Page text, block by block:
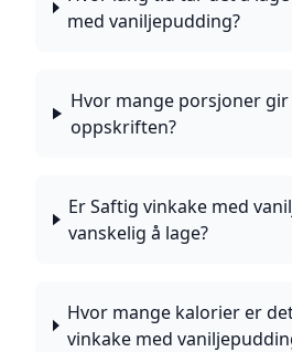
med vaniljepudding?
Hvor mange porsjoner
oppskriften?
Er Saftig vinkake med
vanskelig å lage?
Hvor mange kalorier er
vinkake med